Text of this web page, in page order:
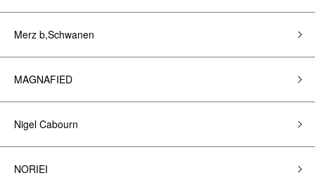
Merz b,Schwanen
MAGNAFIED
Nigel Cabourn
NORIEI